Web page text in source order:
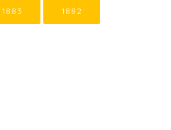
1883 1882